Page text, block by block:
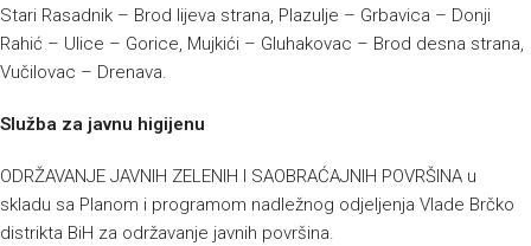
Stari Rasadnik – Brod lijeva strana, Plazulje – Grbavica – Donji
Rahić – Ulice – Gorice, Mujkići – Gluhakovac – Brod desna strana,
Vučilovac – Drenava.
Služba za javnu higijenu
ODRŽAVANJE JAVNIH ZELENIH I SAOBRAĆAJNIH POVRŠINA u
skladu sa Planom i programom nadležnog odjeljenja Vlade Brčko
distrikta BiH za održavanje javnih površina.